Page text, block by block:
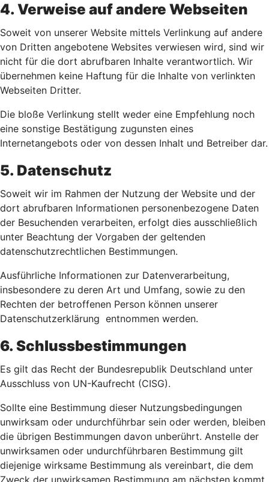
4. Verweise auf andere Webseiten
Soweit von unserer Website mittels Verlinkung auf andere
von Dritten angebotene Websites verwiesen wird, sind wir
nicht für die dort abrufbaren Inhalte verantwortlich. Wir
übernehmen keine Haftung für die Inhalte von verlinkten
Webseiten Dritter.
Die bloße Verlinkung stellt weder eine Empfehlung noch
eine sonstige Bestätigung zugunsten eines
Internetangebots oder von dessen Inhalt und Betreiber dar.
5. Datenschutz
Soweit wir im Rahmen der Nutzung der Website und der
dort abrufbaren Informationen personenbezogene Daten
der Besuchenden verarbeiten, erfolgt dies ausschließlich
unter Beachtung der Vorgaben der geltenden
datenschutzrechtlichen Bestimmungen.
Ausführliche Informationen zur Datenverarbeitung,
insbesondere zu deren Art und Umfang, sowie zu den
Rechten der betroffenen Person können unserer
Datenschutzerklärung entnommen werden.
6. Schlussbestimmungen
Es gilt das Recht der Bundesrepublik Deutschland unter
Ausschluss von UN-Kaufrecht (CISG).
Sollte eine Bestimmung dieser Nutzungsbedingungen
unwirksam oder undurchführbar sein oder werden, bleiben
die übrigen Bestimmungen davon unberührt. Anstelle der
unwirksamen oder undurchführbaren Bestimmung gilt
diejenige wirksame Bestimmung als vereinbart, die dem
Zweck der unwirksamen Bestimmung am nächsten kommt.